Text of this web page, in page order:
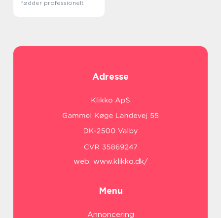
fødder professionelt
Adresse
web: www.klikko.dk/
Menu
Annoncering